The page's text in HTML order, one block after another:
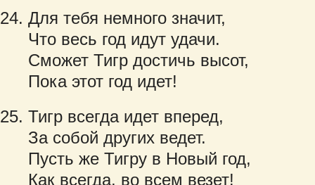
Для тебя немного значит,
Что весь год идут удачи.
Сможет Тигр достичь высот,
Пока этот год идет!
Тигр всегда идет вперед,
За собой других ведет.
Пусть же Тигру в Новый год,
Как всегда, во всем везет!